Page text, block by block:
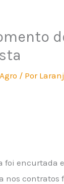
/ Por
foi encurtada
nos contratos